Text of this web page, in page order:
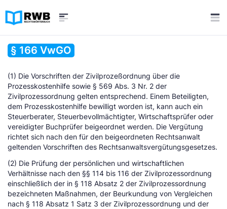
§ 166 VwGO
(1) Die Vorschriften der Zivilprozeßordnung über die
Prozesskostenhilfe sowie § 569 Abs. 3 Nr. 2 der
Zivilprozessordnung gelten entsprechend. Einem Beteiligten,
dem Prozesskostenhilfe bewilligt worden ist, kann auch ein
Steuerberater, Steuerbevollmächtigter, Wirtschaftsprüfer oder
vereidigter Buchprüfer beigeordnet werden. Die Vergütung
richtet sich nach den für den beigeordneten Rechtsanwalt
geltenden Vorschriften des Rechtsanwaltsvergütungsgesetzes.
(2) Die Prüfung der persönlichen und wirtschaftlichen
Verhältnisse nach den §§ 114 bis 116 der Zivilprozessordnung
einschließlich der in § 118 Absatz 2 der Zivilprozessordnung
bezeichneten Maßnahmen, der Beurkundung von Vergleichen
nach § 118 Absatz 1 Satz 3 der Zivilprozessordnung und der